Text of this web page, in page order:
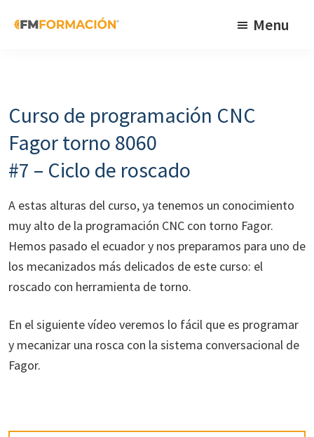
mecánica
Menu
Curso de programación CNC
Fagor torno 8060
#7 – Ciclo de roscado
A estas alturas del curso, ya tenemos un conocimiento
muy alto de la programación CNC con torno Fagor.
Hemos pasado el ecuador y nos preparamos para uno de
los mecanizados más delicados de este curso: el
roscado con herramienta de torno.
En el siguiente vídeo veremos lo fácil que es programar
y mecanizar una rosca con la sistema conversacional de
Fagor.